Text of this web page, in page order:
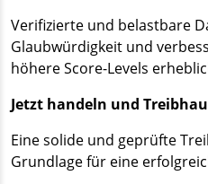
Verifizierte und belastbare
Glaubwürdigkeit und
höhere Score-Levels
Jetzt handeln und
Eine solide und geprüfte
Grundlage für eine